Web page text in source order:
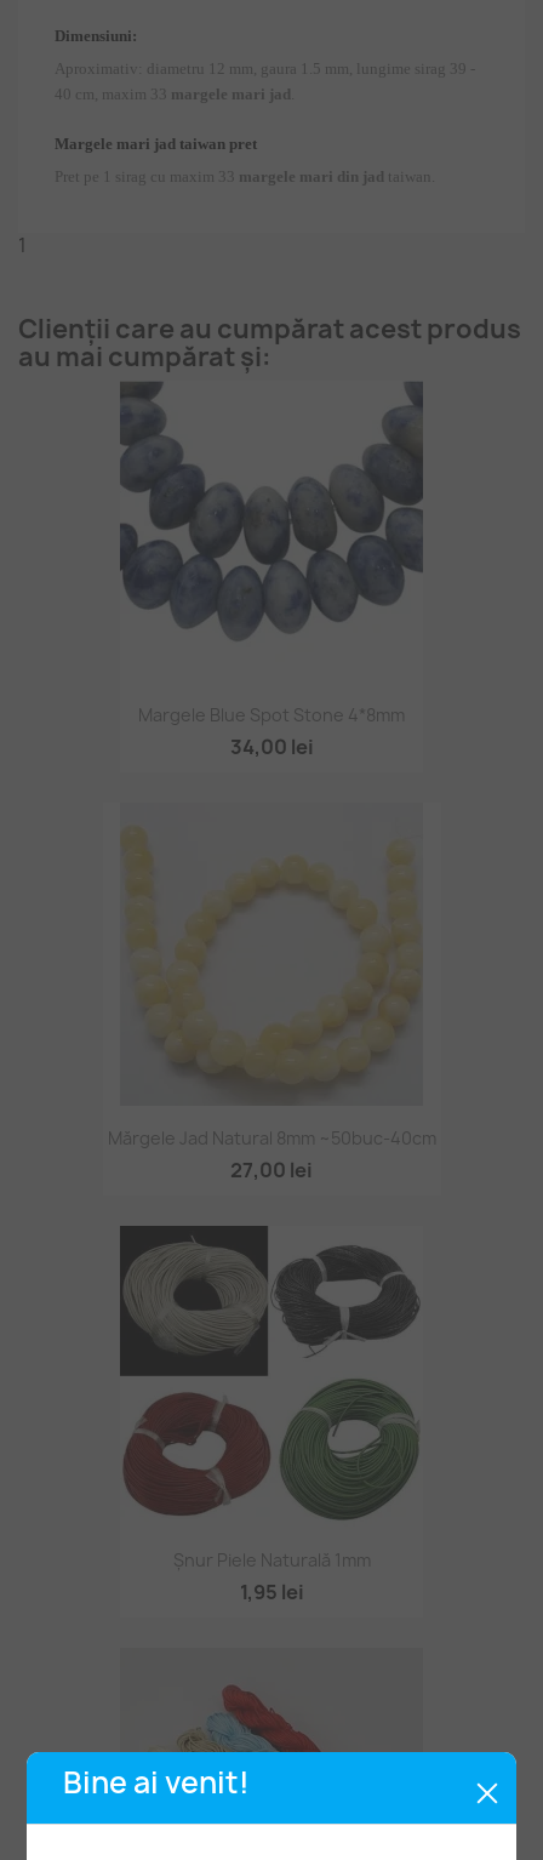
Bine ai venit!
Dimensiuni:
Aproximativ: diametru 12 mm, gaura 1.5 mm, lungime sirag 39 -
40 cm, maxim 33 margele mari jad
Margele mari jad taiwan pret
Pret pe 1 sirag cu maxim 33 margele mari din jad taiwan.
1
Clienții care au cumpărat acest produs
au mai cumpărat și:
Margele Blue Spot Stone 4*8mm
34,00 lei
Mărgele Jad Natural 8mm ~50buc-40cm
27,00 lei
Șnur Piele Naturală 1mm
1,95 lei